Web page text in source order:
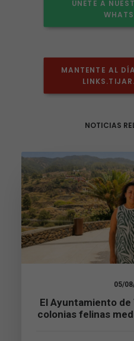
ÚNETE A
MANTENTE AL
NOTICIAS
05/
El Ayuntamiento
colonias felinas